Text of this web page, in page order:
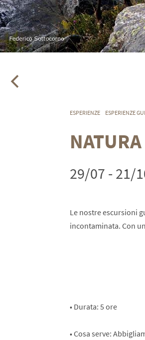
ESPERIENZE ESPERIENZE
29/07 - 21/
Le nostre escursioni
incontaminata. Con
• Durata: 5 ore
• Cosa serve: